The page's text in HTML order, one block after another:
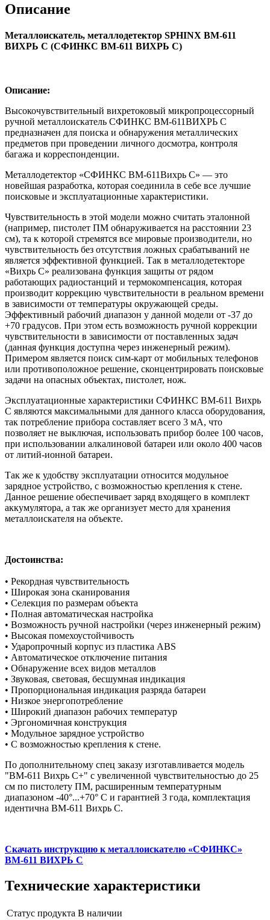
Описание
Металлоискатель, металлодетектор SPHINX ВМ-611
ВИХРЬ С (СФИНКС ВМ-611 ВИХРЬ С)
Описание:
Высокочувствительный вихретоковый микропроцессорный
ручной металлоискатель СФИНКС ВМ-611ВИХРЬ С
предназначен для поиска и обнаружения металлических
предметов при проведении личного досмотра, контроля
багажа и корреспонденции.
Металлодетектор «СФИНКС ВМ-611Вихрь С» — это
новейшая разработка, которая соединила в себе все лучшие
поисковые и эксплуатационные характеристики.
Чувствительность в этой модели можно считать эталонной
(например, пистолет ПМ обнаруживается на расстоянии 23
см), та к которой стремятся все мировые производители, но
чувствительность без отсутствия ложных срабатываний не
является эффективной функцией. Так в металлодетекторе
«Вихрь С» реализована функция защиты от рядом
работающих радиостанций и термокомпенсация, которая
производит коррекцию чувствительности в реальном времени
в зависимости от температуры окружающей среды.
Эффективный рабочий диапазон у данной модели от -37 до
+70 градусов. При этом есть возможность ручной коррекции
чувствительности в зависимости от поставленных задач
(данная функция доступна через инженерный режим).
Примером является поиск сим-карт от мобильных телефонов
или противоположное решение, сконцентрировать поисковые
задачи на опасных объектах, пистолет, нож.
Эксплуатационные характеристики СФИНКС ВМ-611 Вихрь
С являются максимальными для данного класса оборудования,
так потребление прибора составляет всего 3 мА, что
позволяет не выключая, использовать прибор более 100 часов,
при использовании алкалиновой батареи или около 400 часов
от литий-ионной батареи.
Так же к удобству эксплуатации относится модульное
зарядное устройство, с возможностью крепления к стене.
Данное решение обеспечивает заряд входящего в комплект
аккумулятора, а так же организует место для хранения
металлоискателя на объекте.
Достоинства:
• Рекордная чувствительность
• Широкая зона сканирования
• Селекция по размерам объекта
• Полная автоматическая настройка
• Возможность ручной настройки (через инженерный режим)
• Высокая помехоустойчивость
• Ударопрочный корпус из пластика ABS
• Автоматическое отключение питания
• Обнаружение всех видов металлов
• Звуковая, световая, бесшумная индикация
• Пропорциональная индикация разряда батареи
• Низкое энергопотребление
• Широкий диапазон рабочих температур
• Эргономичная конструкция
• Модульное зарядное устройство
• С возможностью крепления к стене.
По дополнительному спец заказу изготавливается модель
"ВМ-611 Вихрь С+" с увеличенной чувствительностью до 25
см по пистолету ПМ, расширенным температурным
диапазоном -40°...+70° С и гарантией 3 года, комплектация
идентична ВМ-611 Вихрь С.
Скачать инструкцию к металлоискателю «СФИНКС»
ВМ-611 ВИХРЬ С
Технические характеристики
Статус продукта В наличии